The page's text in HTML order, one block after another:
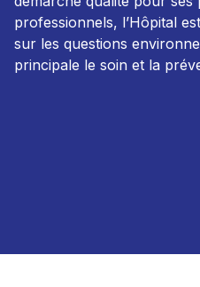
professionnels, l’Hôpital
sur les questions
principale le soin et la